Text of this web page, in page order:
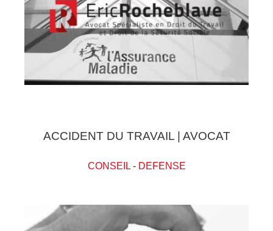
ACCIDENT DU TRAVAIL | AVOCAT
CONSEIL- DEFENSE